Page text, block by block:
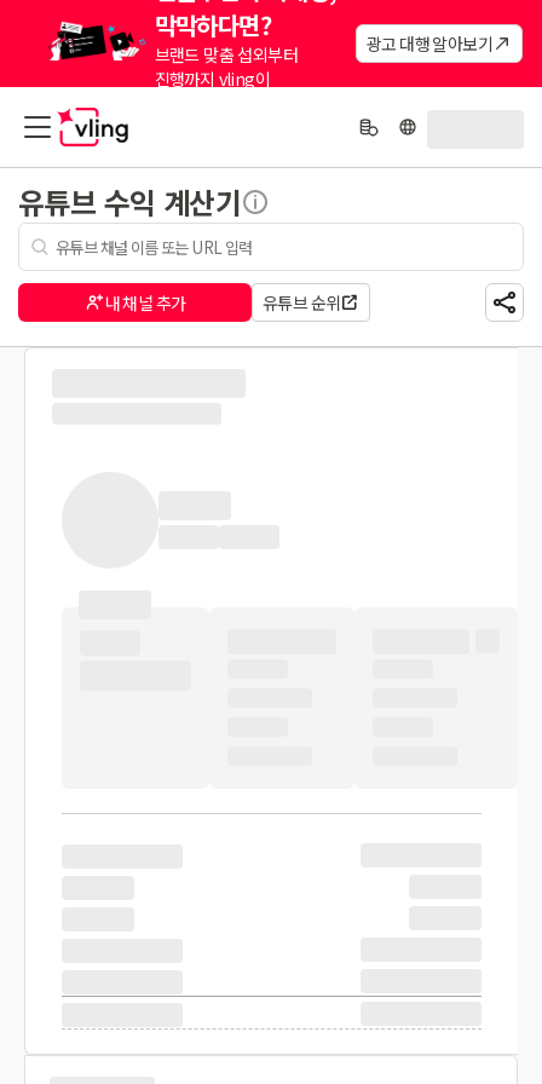
막막하다면?
브랜드 맞춤 섭외부터
진행까지 vling이
광고 대행 알아보기
유튜브 수익 계산기
내 채널 추가 유튜브 순위